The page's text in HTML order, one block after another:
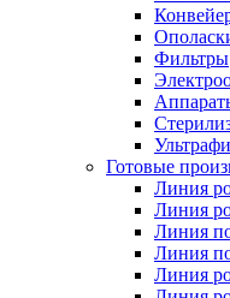
Фильтры
Готовые
Линия
Линия
Линия
Линия
Линия